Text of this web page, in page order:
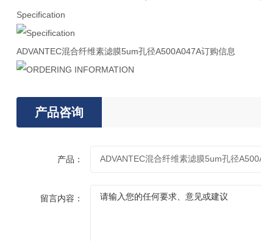
Specification
ADVANTEC混合纤维素滤膜5um孔径A500A047A订购信息
产品咨询
产品：
留言内容：